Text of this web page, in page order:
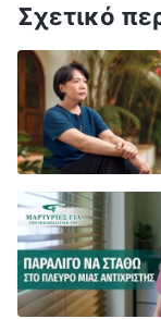
τόσο
καρδιά μου,
αντηχούσαν
Εκείνο το
μόνο που
προσεύχομαι
Θεό να με
Σχετικό